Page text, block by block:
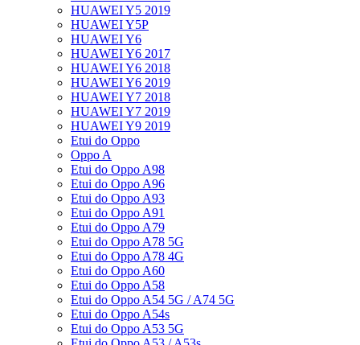
HUAWEI Y5 2019
HUAWEI Y5P
HUAWEI Y6
HUAWEI Y6 2017
HUAWEI Y6 2018
HUAWEI Y6 2019
HUAWEI Y7 2018
HUAWEI Y7 2019
HUAWEI Y9 2019
Etui do Oppo
Oppo A
Etui do Oppo A98
Etui do Oppo A96
Etui do Oppo A93
Etui do Oppo A91
Etui do Oppo A79
Etui do Oppo A78 5G
Etui do Oppo A78 4G
Etui do Oppo A60
Etui do Oppo A58
Etui do Oppo A54 5G / A74 5G
Etui do Oppo A54s
Etui do Oppo A53 5G